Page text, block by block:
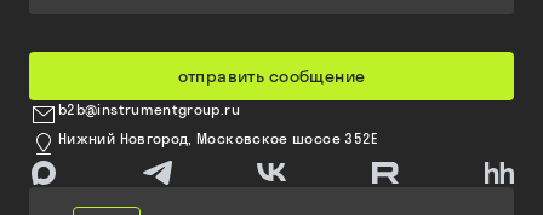
отправить сообщение
b2b@instrumentgroup.ru
Нижний Новгород, Московское шоссе 352Е